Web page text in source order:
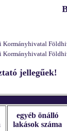
Kormányhivatal
Kormányhivatal
jellegűek!
egyéb önálló
lakások száma